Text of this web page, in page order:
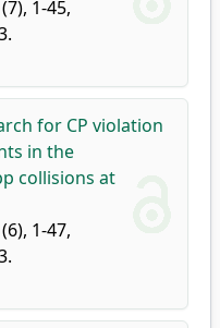
1-45,
for CP violation
in the
collisions at
1-47,